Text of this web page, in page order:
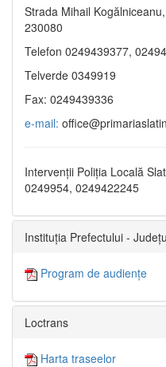
Strada Mihail
230080
Telefon 0249439377,
Telverde 0349919
Fax: 0249439336
e-mail:
Intervenții Poliția Locală
0249954, 0249422245
Instituția Prefectului -
Program de audiențe
Loctrans
Harta traseelor